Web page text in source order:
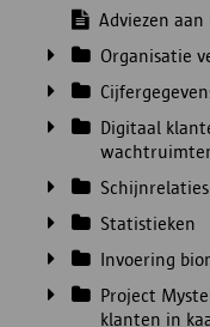
Adviezen
Organisatie
Digitaal
Schijnrelaties
Statistieken
Invoering
Project
klanten in